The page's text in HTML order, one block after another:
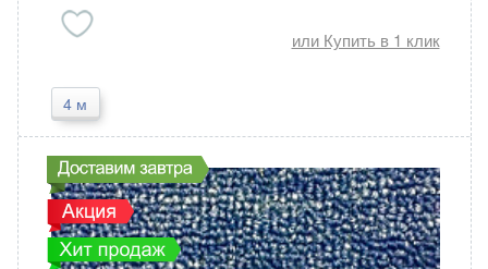
или Купить в 1 клик
4 м